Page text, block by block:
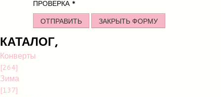
ПРОВЕРКА*
ОТПРАВИТЬ
ЗАКРЫТЬ ФОРМУ
КАТАЛОГ,
Конверты
[264]
Зима
[137]